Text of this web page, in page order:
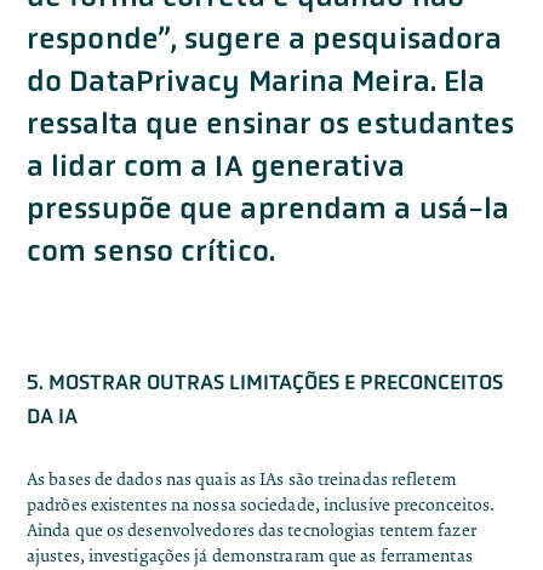
responde”, sugere a pesquisadora
do DataPrivacy Marina Meira. Ela
ressalta que ensinar os estudantes
a lidar com a IA generativa
pressupõe que aprendam a usá-la
com senso crítico.
5. MOSTRAR OUTRAS LIMITAÇÕES E PRECONCEITOS
DA IA
As bases de dados nas quais as IAs são treinadas refletem
padrões existentes na nossa sociedade, inclusive preconceitos.
Ainda que os desenvolvedores das tecnologias tentem fazer
ajustes, investigações já demonstraram que as ferramentas